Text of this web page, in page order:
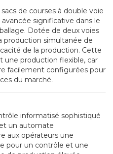
de courses à double voie
significative dans le
Dotée de deux voies
production simultanée de
de la production. Cette
production flexible, car
facilement configurées pour
du marché.
informatisé sophistiqué
un automate
aux opérateurs une
pour un contrôle et une